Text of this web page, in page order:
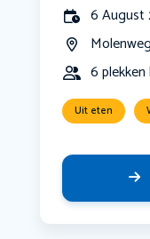
6 August
6
Uit eten